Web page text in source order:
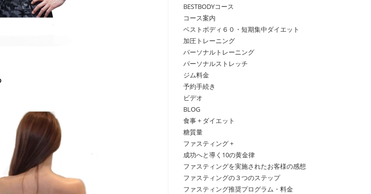
BESTBODYコース
コース案内
ベストボディ６０・短期集中ダイエット
加圧トレーニング
パーソナルトレーニング
パーソナルストレッチ
ジム料金
予約手続き
ビデオ
BLOG
食事 + ダイエット
糖質量
ファスティング +
成功へと導く10の黄金律
ファスティングを実施されたお客様の感想
ファスティングの３つのステップ
ファスティング推奨プログラム・料金